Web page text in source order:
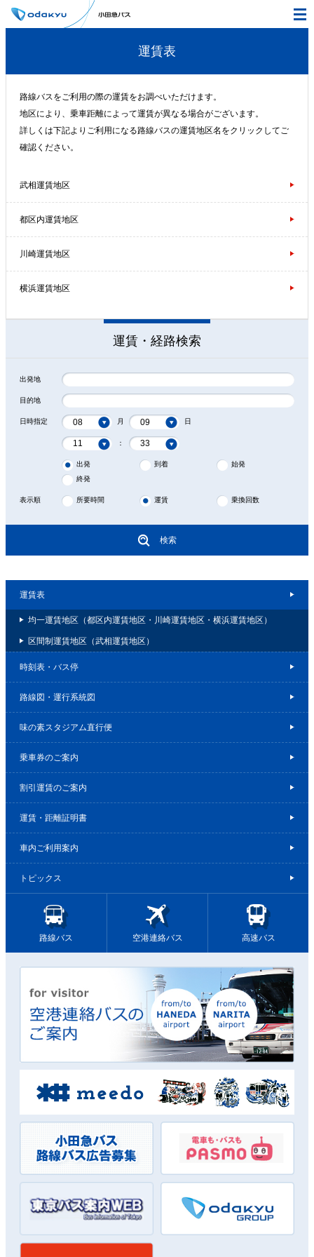
運賃表
路線バスをご利用の際の運賃をお調べいただけます。
地区により、乗車距離によって運賃が異なる場合がございます。
詳しくは下記よりご利用になる路線バスの運賃地区名をクリックしてご
確認ください。
武相運賃地区
都区内運賃地区
川崎運賃地区
横浜運賃地区
運賃・経路検索
出発地
目的地
日時指定 月 日
：
出発 到着
始発
終発
表示順 所要時間 運賃 乗換回数
検索
運賃表
均一運賃地区（都区内運賃地区・川崎運賃地区・横浜運賃地区）
区間制運賃地区（武相運賃地区）
時刻表・バス停
路線図・運行系統図
味の素スタジアム直行便
乗車券のご案内
割引運賃のご案内
運賃・距離証明書
車内ご利用案内
トピックス
路線バス 空港連絡バス 高速バス